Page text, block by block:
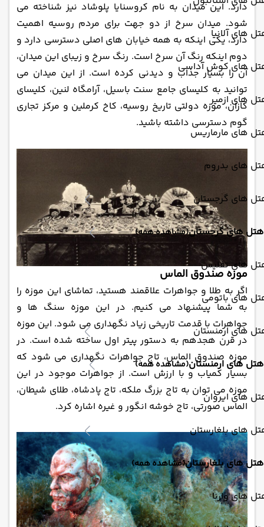
های آلانیا
های کوش آداسی
های ازمیر
های مارماریس
های بدروم
های گرجستان
هتل های گرجستان(مشاهده همه)
های تفلیس
های باتومی
های ارمنستان
هتل های ارمنستان(مشاهده همه)
های ایروان
های بلغارستان
هتل های بلغارستان(مشاهده همه)
های وارنا
دارد. این میدان به نام کروسنایا پلوشاد نیز شناخته می
‌شود. میدان سرخ از دو جهت برای مردم روسیه اهمیت
دارد، یکی اینکه به همه خیابان‌ های اصلی دسترسی دارد و
دوم اینکه رنگ آن سرخ است. رنگ سرخ و زیبای این میدان،
آن را بسیار جذاب و دیدنی کرده است. از این میدان می
‌توانید به کلیسای جامع سنت باسیل، آرامگاه لنین، کلیسای
کازان، موزه دولتی تاریخ روسیه، کاخ کرملین و مرکز تجاری
گوم دسترسی داشته باشید.
موزه صندوق الماس
اگر به طلا و جواهرات علاقمند هستید، تماشای این موزه را
به شما پیشنهاد می‌ کنیم. در این موزه سنگ ‌ها و
جواهرات با قدمت تاریخی زیاد نگهداری می‌ شود. این موزه
در قرن هجدهم به دستور پیتر اول ساخته شده است. در
موزه صندوق الماس، تاج جواهرات نگهداری می ‌شود که
بسیار کمیاب و با ارزش است. از جواهرات موجود در این
موزه می ‌توان به تاج بزرگ ملکه، تاج پادشاه، طلای شیطان،
الماس صورتی، تاج خوشه انگور و غیره اشاره کرد.